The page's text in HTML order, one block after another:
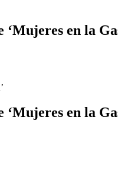
en la
en la